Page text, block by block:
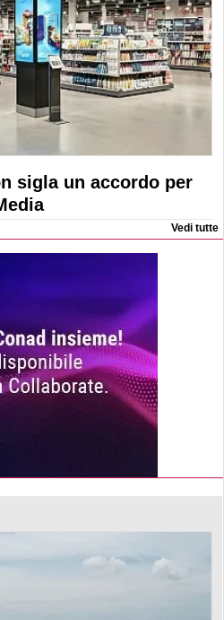
sigla un accordo per
Vedi tutte